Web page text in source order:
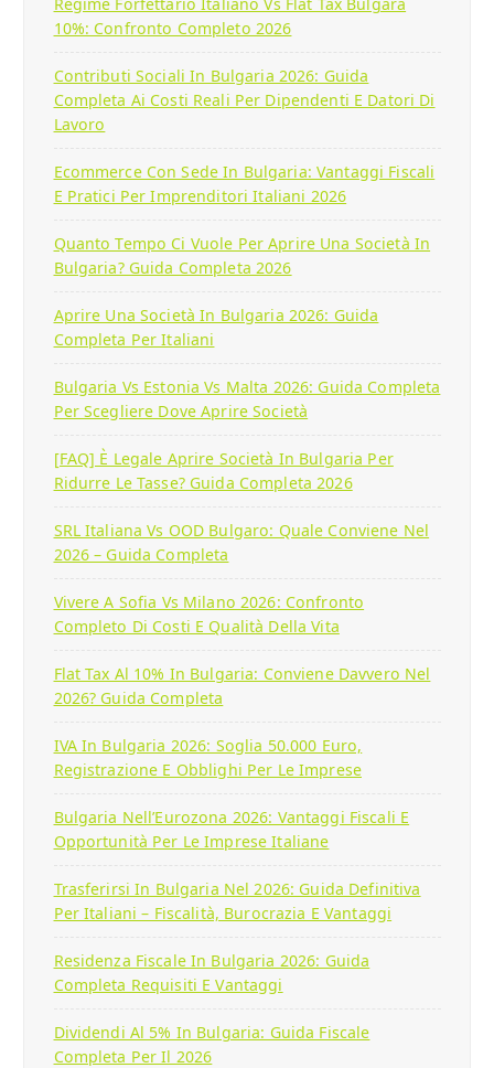
10%: Confronto Completo 2026
Contributi Sociali In Bulgaria 2026: Guida
Completa Ai Costi Reali Per Dipendenti E Datori Di
Lavoro
Ecommerce Con Sede In Bulgaria: Vantaggi Fiscali
E Pratici Per Imprenditori Italiani 2026
Quanto Tempo Ci Vuole Per Aprire Una Società In
Bulgaria? Guida Completa 2026
Aprire Una Società In Bulgaria 2026: Guida
Completa Per Italiani
Bulgaria Vs Estonia Vs Malta 2026: Guida Completa
Per Scegliere Dove Aprire Società
[FAQ] È Legale Aprire Società In Bulgaria Per
Ridurre Le Tasse? Guida Completa 2026
SRL Italiana Vs OOD Bulgaro: Quale Conviene Nel
2026 – Guida Completa
Vivere A Sofia Vs Milano 2026: Confronto
Completo Di Costi E Qualità Della Vita
Flat Tax Al 10% In Bulgaria: Conviene Davvero Nel
2026? Guida Completa
IVA In Bulgaria 2026: Soglia 50.000 Euro,
Registrazione E Obblighi Per Le Imprese
Bulgaria Nell’Eurozona 2026: Vantaggi Fiscali E
Opportunità Per Le Imprese Italiane
Trasferirsi In Bulgaria Nel 2026: Guida Definitiva
Per Italiani – Fiscalità, Burocrazia E Vantaggi
Residenza Fiscale In Bulgaria 2026: Guida
Completa Requisiti E Vantaggi
Dividendi Al 5% In Bulgaria: Guida Fiscale
Completa Per Il 2026